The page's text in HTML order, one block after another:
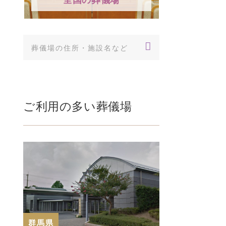
ご利用の多い葬儀場
群馬県